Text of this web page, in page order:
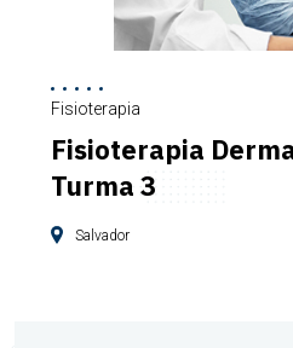
Fisioterapia
Fisioterapia
Turma 3
Salvador